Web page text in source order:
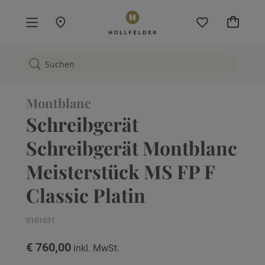
Mein
Montblanc
Schreibgerät
Schreibgerät Montblanc
Meisterstück MS FP F
Classic Platin
0101631
€ 760,00